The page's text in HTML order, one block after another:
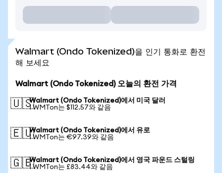
Walmart (Ondo Tokenized)을 인기 통화로 환전
해 보세요
Walmart (Ondo Tokenized) 오늘의 환전 가격
🇺🇸Walmart (Ondo Tokenized)에서 미국 달러
1 WMTon는 $112.57와 같음
🇪🇺Walmart (Ondo Tokenized)에서 유로
1 WMTon는 €97.39와 같음
🇬🇧Walmart (Ondo Tokenized)에서 영국 파운드 스털링
1 WMTon는 £83.44와 같음